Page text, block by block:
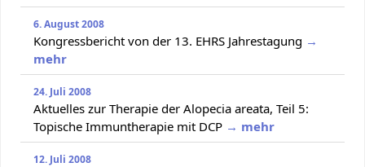
6. August 2008
Kongressbericht von der 13. EHRS Jahrestagung →
mehr
24. Juli 2008
Aktuelles zur Therapie der Alopecia areata, Teil 5:
Topische Immuntherapie mit DCP → mehr
12. Juli 2008